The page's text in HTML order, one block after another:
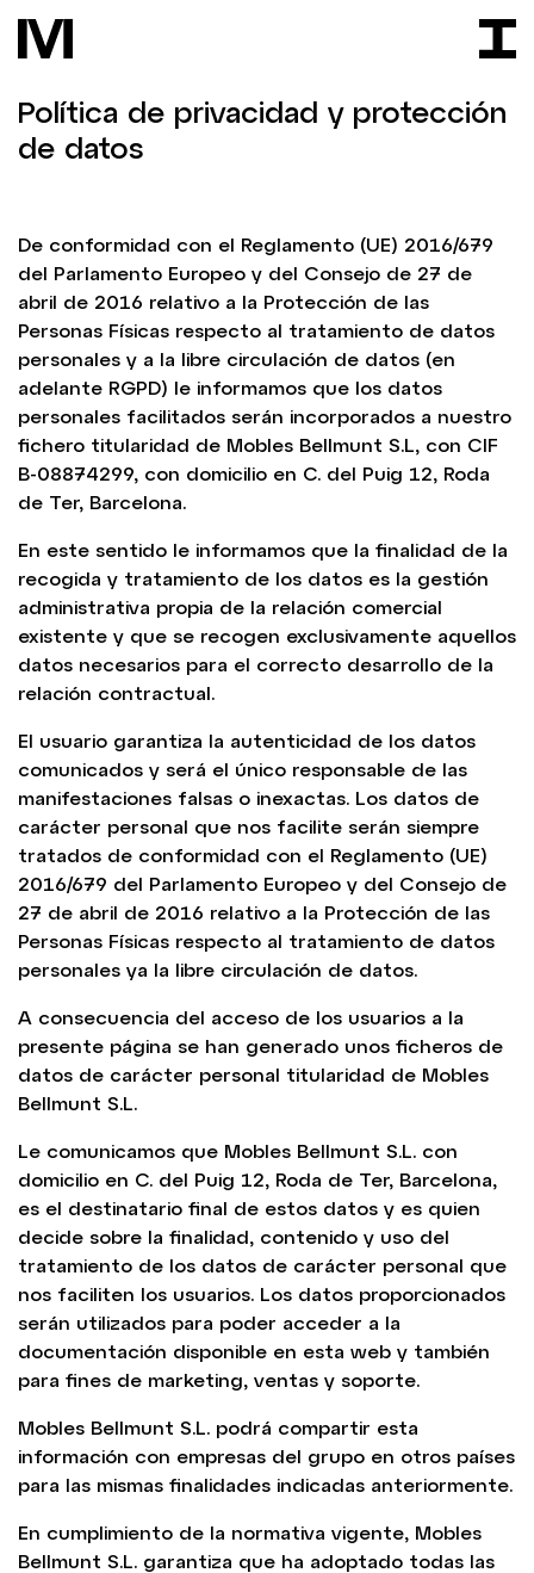
Política de privacidad y protección
de datos
De conformidad con el Reglamento (UE) 2016/679
del Parlamento Europeo y del Consejo de 27 de
abril de 2016 relativo a la Protección de las
Personas Físicas respecto al tratamiento de datos
personales y a la libre circulación de datos (en
adelante RGPD) le informamos que los datos
personales facilitados serán incorporados a nuestro
fichero titularidad de Mobles Bellmunt S.L, con CIF
B-08874299, con domicilio en C. del Puig 12, Roda
de Ter, Barcelona.
En este sentido le informamos que la finalidad de la
recogida y tratamiento de los datos es la gestión
administrativa propia de la relación comercial
existente y que se recogen exclusivamente aquellos
datos necesarios para el correcto desarrollo de la
relación contractual.
El usuario garantiza la autenticidad de los datos
comunicados y será el único responsable de las
manifestaciones falsas o inexactas. Los datos de
carácter personal que nos facilite serán siempre
tratados de conformidad con el Reglamento (UE)
2016/679 del Parlamento Europeo y del Consejo de
27 de abril de 2016 relativo a la Protección de las
Personas Físicas respecto al tratamiento de datos
personales ya la libre circulación de datos.
A consecuencia del acceso de los usuarios a la
presente página se han generado unos ficheros de
datos de carácter personal titularidad de Mobles
Bellmunt S.L.
Le comunicamos que Mobles Bellmunt S.L. con
domicilio en C. del Puig 12, Roda de Ter, Barcelona,
es el destinatario final de estos datos y es quien
decide sobre la finalidad, contenido y uso del
tratamiento de los datos de carácter personal que
nos faciliten los usuarios. Los datos proporcionados
serán utilizados para poder acceder a la
documentación disponible en esta web y también
para fines de marketing, ventas y soporte.
Mobles Bellmunt S.L. podrá compartir esta
información con empresas del grupo en otros países
para las mismas finalidades indicadas anteriormente.
En cumplimiento de la normativa vigente, Mobles
Bellmunt S.L. garantiza que ha adoptado todas las